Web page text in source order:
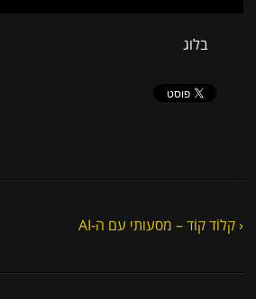
בלוג
‹ קלוֹד קוֹד – מסעותי עם ה-AI